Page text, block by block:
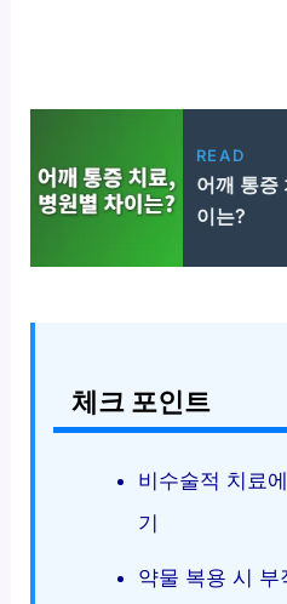
READ
어깨 통증
이는?
체크 포인트
비수술적 치료
기
약물 복용 시 부